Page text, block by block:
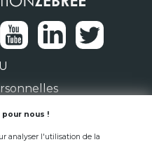
44300 Nantes
nous !
analyser l'utilisation de la